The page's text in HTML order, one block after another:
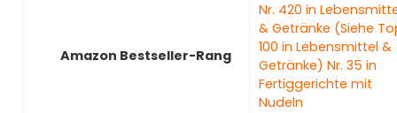
Amazon Bestseller-Rang
Nr. 420 in
& Getränke (Siehe
100 in Lebensmittel &
Getränke) Nr. 35 in
Fertiggerichte mit
Nudeln